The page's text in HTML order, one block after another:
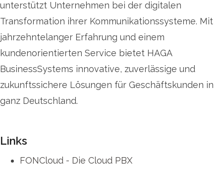
unterstützt Unternehmen bei der digitalen
Transformation ihrer Kommunikationssysteme. Mit
jahrzehntelanger Erfahrung und einem
kundenorientierten Service bietet HAGA
BusinessSystems innovative, zuverlässige und
zukunftssichere Lösungen für Geschäftskunden in
ganz Deutschland.
Links
FONCloud - Die Cloud PBX